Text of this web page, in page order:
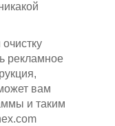
рекламное
вам
и таким